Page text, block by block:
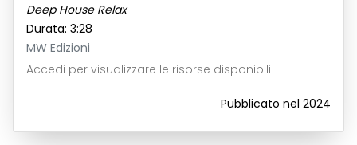
Deep House Relax
Durata: 3:28
MW Edizioni
Accedi per visualizzare le risorse disponibili
Pubblicato nel 2024